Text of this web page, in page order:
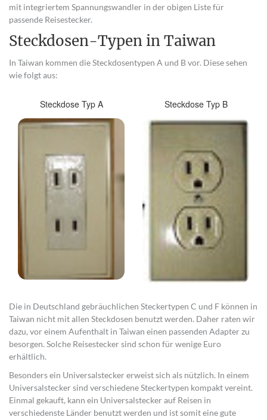
mit integriertem Spannungswandler in der obigen Liste für
passende Reisestecker.
Steckdosen-Typen in Taiwan
In Taiwan kommen die Steckdosentypen A und B vor. Diese sehen
wie folgt aus:
Steckdose Typ A Steckdose Typ B
Die in Deutschland gebräuchlichen Steckertypen C und F können in
Taiwan nicht mit allen Steckdosen benutzt werden. Daher raten wir
dazu, vor einem Aufenthalt in Taiwan einen passenden Adapter zu
besorgen. Solche Reisestecker sind schon für wenige Euro
erhältlich.
Besonders ein Universalstecker erweist sich als nützlich. In einem
Universalstecker sind verschiedene Steckertypen kompakt vereint.
Einmal gekauft, kann ein Universalstecker auf Reisen in
verschiedenste Länder benutzt werden und ist somit eine gute